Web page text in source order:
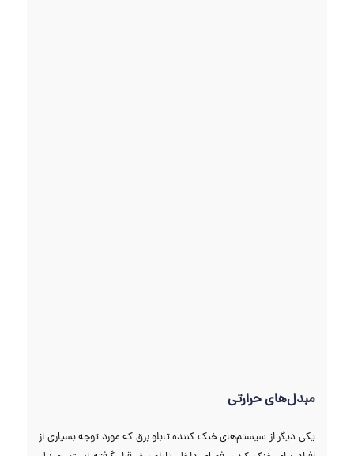
مبدل‌های حرارتی
یکی دیگر از سیستم‌های خنک کننده تابلو برق که مورد توجه بسیاری از